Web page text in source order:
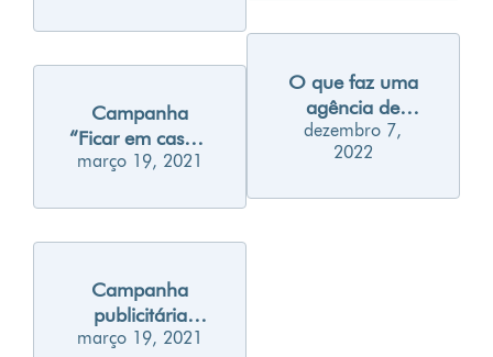
Campanha
“Ficar em casa é
fogo” do Burger
março 19, 2021
Campanha
publicitária
durante a
março 19, 2021
O que faz uma
agência de
publicidade?
dezembro 7,
2022